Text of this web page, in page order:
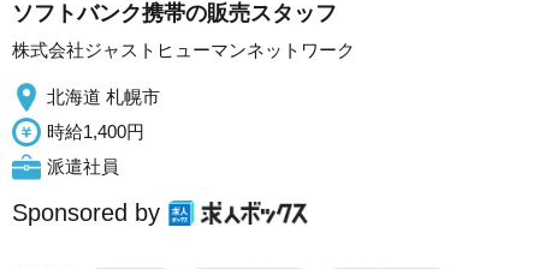
ソフトバンク携帯の販売スタッフ
株式会社ジャストヒューマンネットワーク
北海道 札幌市
時給1,400円
派遣社員
Sponsored by